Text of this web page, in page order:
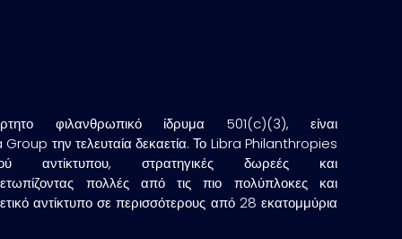
φιλανθρωπικό ίδρυμα 501(c)(3), είναι
την τελευταία δεκαετία. Το Libra Philanthropies
αντίκτυπου, στρατηγικές δωρεές και
πολλές από τις πιο πολύπλοκες και
αντίκτυπο σε περισσότερους από 28 εκατομμύρια